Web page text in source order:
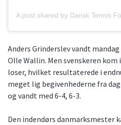
A post shared by Dansk Tennis
Anders Grinderslev vandt
Olle Wallin. Men svenskeren
loser, hvilket resultaterede i
meget lig begivenhederne fra
og vandt med 6-4, 6-3.
Den indendørs danmarksmester